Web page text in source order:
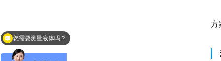
方
您是找料位计吗？